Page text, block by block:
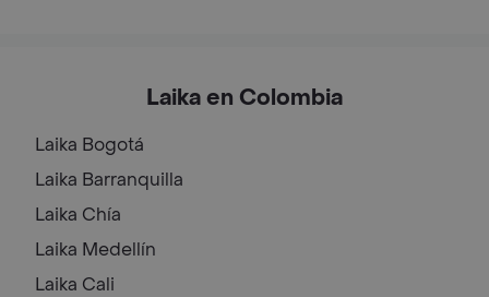
Laika en Colombia
Laika Bogotá
Laika Barranquilla
Laika Chía
Laika Medellín
Laika Cali